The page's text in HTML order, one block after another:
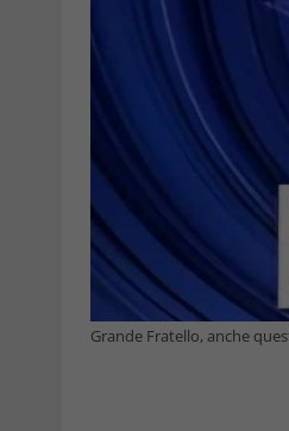
Grande Fratello, anche